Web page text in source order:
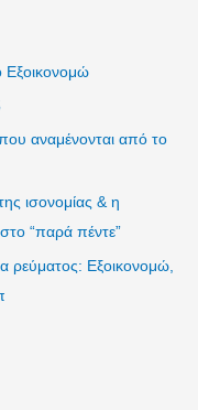
Εξοικονομώ
αναμένονται από το
ισονομίας & η
“παρά πέντε”
ρεύματος: Εξοικονομώ,